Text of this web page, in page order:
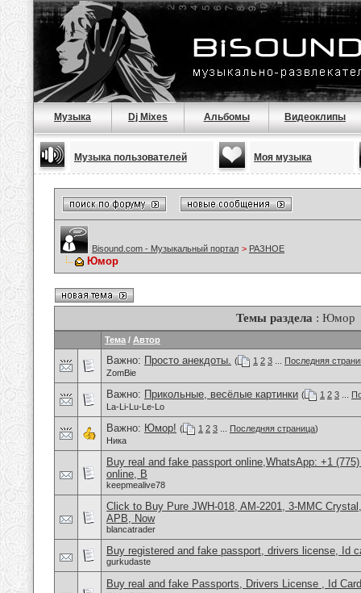
Музыка Dj Mixes Альбомы Видеоклипы
Музыка пользователей Моя музыка
Bisound.com - Музыкальный портал > РАЗНОЕ
Юмор
Темы раздела : Юмор
Тема / Автор
Важно: Просто анекдоты. ( 1 2 3
Последняя
ZomBie
Важно: Прикольные, весёлые картинки ( 1 2 3
La-Li-Lu-Le-Lo
Важно: Юмор! ( 1 2 3 Последняя страница)
Ника
Buy real and fake passport online,WhatsApp: +1
online, B
keepmealive78
Click to Buy Pure JWH-018, AM-2201, 3-MMC
APB, Now
blancatrader
Buy registered and fake passport, drivers license, Id
gurkudaste
Buy real and fake Passports, Drivers License , Id